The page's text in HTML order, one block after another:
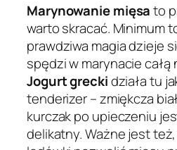
Marynowanie mięsato
warto skracać. Minimum
prawdziwa magia dzieje
spędzi w marynacie całą
Jogurt greckidziała tu
tenderizer – zmiękcza
kurczak po upieczeniu
delikatny. Ważne jest